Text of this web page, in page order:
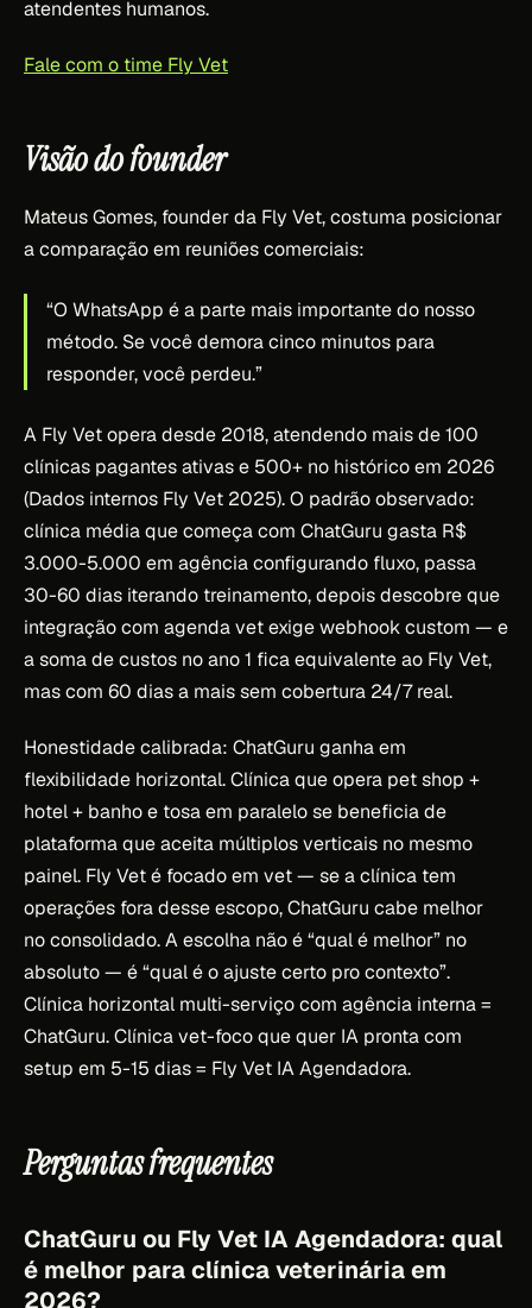
atendentes humanos.
Fale com o time Fly Vet
Visão do founder
Mateus Gomes, founder da Fly Vet, costuma posicionar
a comparação em reuniões comerciais:
“O WhatsApp é a parte mais importante do nosso
método. Se você demora cinco minutos para
responder, você perdeu.”
A Fly Vet opera desde 2018, atendendo mais de 100
clínicas pagantes ativas e 500+ no histórico em 2026
(Dados internos Fly Vet 2025). O padrão observado:
clínica média que começa com ChatGuru gasta R$
3.000-5.000 em agência configurando fluxo, passa
30-60 dias iterando treinamento, depois descobre que
integração com agenda vet exige webhook custom — e
a soma de custos no ano 1 fica equivalente ao Fly Vet,
mas com 60 dias a mais sem cobertura 24/7 real.
Honestidade calibrada: ChatGuru ganha em
flexibilidade horizontal. Clínica que opera pet shop +
hotel + banho e tosa em paralelo se beneficia de
plataforma que aceita múltiplos verticais no mesmo
painel. Fly Vet é focado em vet — se a clínica tem
operações fora desse escopo, ChatGuru cabe melhor
no consolidado. A escolha não é “qual é melhor” no
absoluto — é “qual é o ajuste certo pro contexto”.
Clínica horizontal multi-serviço com agência interna =
ChatGuru. Clínica vet-foco que quer IA pronta com
setup em 5-15 dias = Fly Vet IA Agendadora.
Perguntas frequentes
ChatGuru ou Fly Vet IA Agendadora: qual
é melhor para clínica veterinária em
2026?